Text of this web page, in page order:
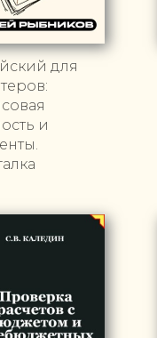
для
и